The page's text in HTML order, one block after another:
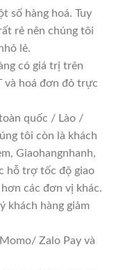
số hàng hoá. Tuy
rẻ nên chúng tôi
lẻ.
có giá trị trên
và hoá đơn đỏ trực
quốc / Lào /
tôi còn là khách
Giaohangnhanh,
hỗ trợ tốc độ giao
các đơn vị khác.
khách hàng giảm
Zalo Pay và